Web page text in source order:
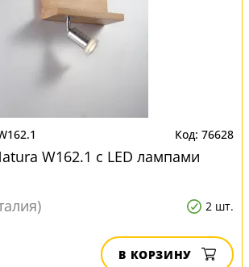
76628
W162.1 с LED лампами
2 шт.
В КОРЗИНУ